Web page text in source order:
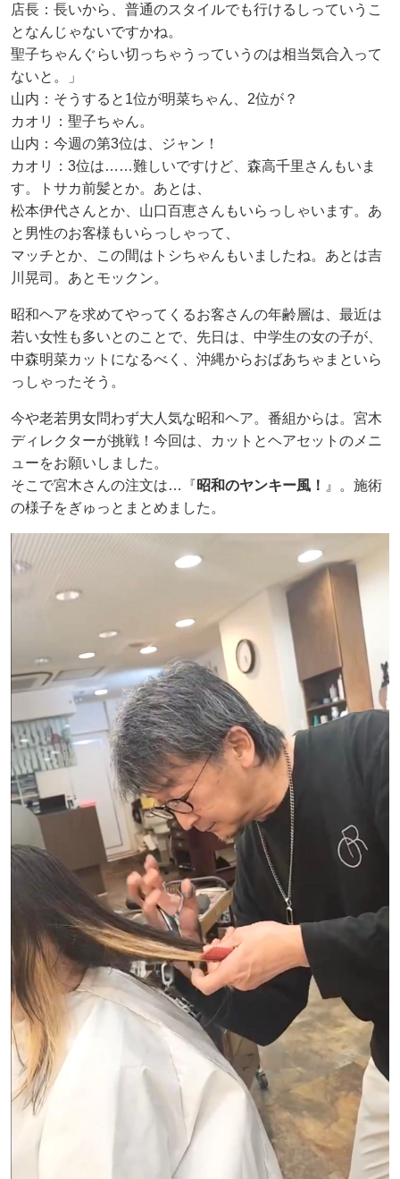
店長：長いから、普通のスタイルでも行けるしっていうこ
となんじゃないですかね。
聖子ちゃんぐらい切っちゃうっていうのは相当気合入って
ないと。」
山内：そうすると1位が明菜ちゃん、2位が？
カオリ：聖子ちゃん。
山内：今週の第3位は、ジャン！
カオリ：3位は……難しいですけど、森高千里さんもいま
す。トサカ前髪とか。あとは、
松本伊代さんとか、山口百恵さんもいらっしゃいます。あ
と男性のお客様もいらっしゃって、
マッチとか、この間はトシちゃんもいましたね。あとは吉
川晃司。あとモックン。
昭和ヘアを求めてやってくるお客さんの年齢層は、最近は
若い女性も多いとのことで、先日は、中学生の女の子が、
中森明菜カットになるべく、沖縄からおばあちゃまといら
っしゃったそう。
今や老若男女問わず大人気な昭和ヘア。番組からは。宮木
ディレクターが挑戦！今回は、カットとヘアセットのメニ
ューをお願いしました。
そこで宮木さんの注文は…『 昭和のヤンキー風！ 』。施術
の様子をぎゅっとまとめました。